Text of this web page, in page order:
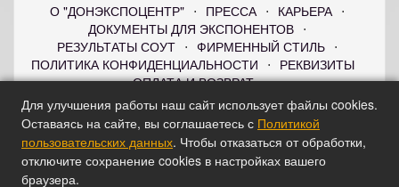
О "ДОНЭКСПОЦЕНТР" ⋅ ПРЕССА ⋅ КАРЬЕРА ⋅
ДОКУМЕНТЫ ДЛЯ ЭКСПОНЕНТОВ ⋅
РЕЗУЛЬТАТЫ СОУТ ⋅ ФИРМЕННЫЙ СТИЛЬ ⋅
ПОЛИТИКА КОНФИДЕНЦИАЛЬНОСТИ ⋅ РЕКВИЗИТЫ
⋅ ОПЛАТА И ВОЗВРАТ
⋅
ПОЛИТИКА ПОЛЬЗОВАТЕЛЬСКИХ ДАННЫХ
⋅
© ® 2026 Конгрессно-выставочный комплекс "ДонЭкспоцентр".
Все права защищены
Для улучшения работы наш сайт использует файлы cookies.
Оставаясь на сайте, вы соглашаетесь с Политикой
пользовательских данных. Чтобы отказаться от обработки,
отключите сохранение cookies в настройках вашего
браузера.